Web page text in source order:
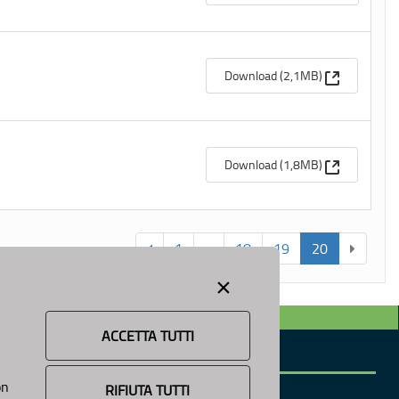
×
ACCETTA TUTTI
RIFIUTA TUTTI
Download (2,1MB) (Apre una
Download (1,8MB) (Apre una
1 ... 18 19 20
News